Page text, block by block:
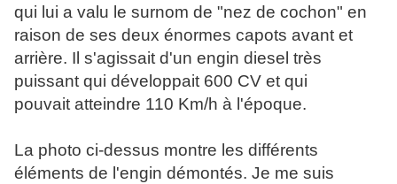
qui lui a valu le surnom de "nez de cochon" en
raison de ses deux énormes capots avant et
arrière. Il s'agissait d'un engin diesel très
puissant qui développait 600 CV et qui
pouvait atteindre 110 Km/h à l'époque.
La photo ci-dessus montre les différents
éléments de l'engin démontés. Je me suis